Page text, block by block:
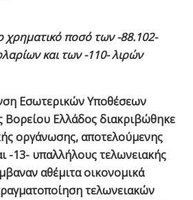
χρηματικό ποσό των -88.102-
και των -110- λιρών
Εσωτερικών Υποθέσεων
Ελλάδος διακριβώθηκε
οργάνωσης, αποτελούμενης
-13- υπαλλήλους τελωνειακής
αθέμιτα οικονομικά
τελωνειακών